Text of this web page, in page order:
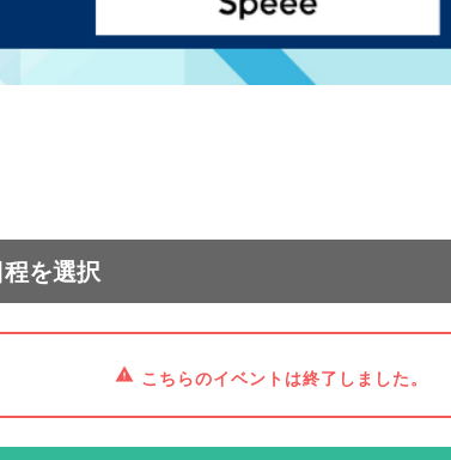
を選択
こちらのイベントは終了しました。